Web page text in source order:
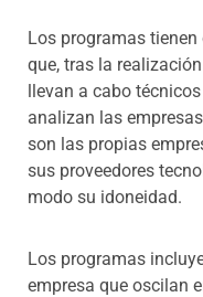
Los programas
que, tras la
llevan a cabo
analizan las
son las propias
sus proveedores
modo su idoneidad.
Los programas
empresa que oscilan